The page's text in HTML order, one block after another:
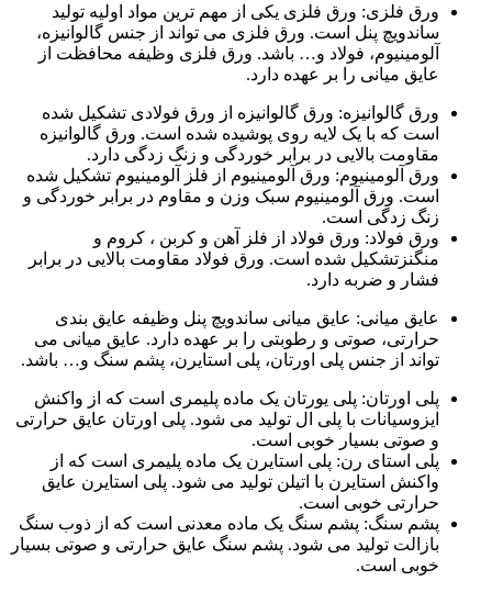
ورق فلزی: ورق فلزی یکی از مهم ترین مواد اولیه تولید
ساندویچ پنل است. ورق فلزی می تواند از جنس گالوانیزه،
آلومینیوم، فولاد و… باشد. ورق فلزی وظیفه محافظت از
عایق میانی را بر عهده دارد.
ورق گالوانیزه: ورق گالوانیزه از ورق فولادی تشکیل شده
است که با یک لایه روی پوشیده شده است. ورق گالوانیزه
مقاومت بالایی در برابر خوردگی و زنگ زدگی دارد.
ورق آلومینیوم: ورق آلومینیوم از فلز آلومینیوم تشکیل شده
است. ورق آلومینیوم سبک وزن و مقاوم در برابر خوردگی و
زنگ زدگی است.
ورق فولاد: ورق فولاد از فلز آهن و کربن ، کروم و
منگنزتشکیل شده است. ورق فولاد مقاومت بالایی در برابر
فشار و ضربه دارد.
عایق میانی: عایق میانی ساندویچ پنل وظیفه عایق بندی
حرارتی، صوتی و رطوبتی را بر عهده دارد. عایق میانی می
تواند از جنس پلی اورتان، پلی استایرن، پشم سنگ و… باشد.
پلی اورتان: پلی یورتان یک ماده پلیمری است که از واکنش
ایزوسیانات با پلی ال تولید می شود. پلی اورتان عایق حرارتی
و صوتی بسیار خوبی است.
پلی استای رن: پلی استایرن یک ماده پلیمری است که از
واکنش استایرن با اتیلن تولید می شود. پلی استایرن عایق
حرارتی خوبی است.
پشم سنگ: پشم سنگ یک ماده معدنی است که از ذوب سنگ
بازالت تولید می شود. پشم سنگ عایق حرارتی و صوتی بسیار
خوبی است.